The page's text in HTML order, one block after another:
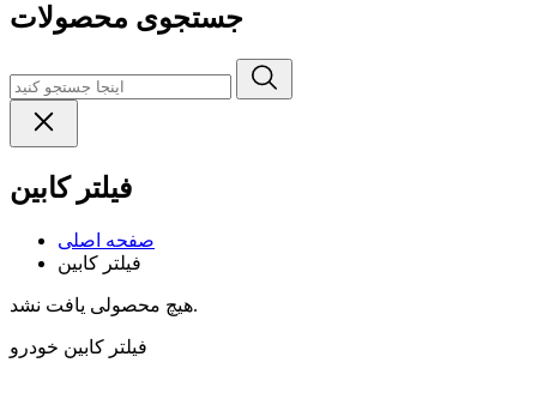
جستجوی محصولات
فیلتر کابین
صفحه اصلی
فیلتر کابین
هیچ محصولی یافت نشد.
فیلتر کابین خودرو